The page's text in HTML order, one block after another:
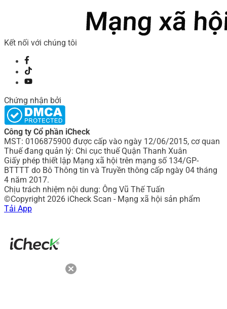
Kết nối với chúng tôi
Chứng nhận bởi
Công ty Cổ phần iCheck
MST: 0106875900 được cấp vào ngày 12/06/2015, cơ quan
Thuế đang quản lý: Chi cục thuế Quận Thanh Xuân
Giấy phép thiết lập Mạng xã hội trên mạng số 134/GP-
BTTTT do Bô Thông tin và Truyền thông cấp ngày 04 tháng
4 năm 2017.
Chịu trách nhiệm nội dung: Ông Vũ Thế Tuấn
©Copyright 2026 iCheck Scan - Mạng xã hội sản phẩm
Tải App